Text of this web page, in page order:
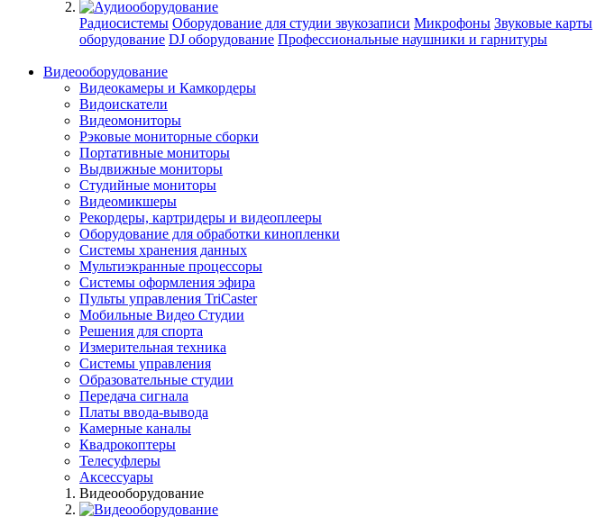
Радиосистемы Оборудование для студии звукозаписи Микрофоны Звуковые карты
оборудование DJ оборудование Профессиональные наушники и гарнитуры
Видеооборудование
Видеокамеры и Камкордеры
Видоискатели
Видеомониторы
Рэковые мониторные сборки
Портативные мониторы
Выдвижные мониторы
Студийные мониторы
Видеомикшеры
Рекордеры, картридеры и видеоплееры
Оборудование для обработки кинопленки
Системы хранения данных
Мультиэкранные процессоры
Системы оформления эфира
Пульты управления TriCaster
Мобильные Видео Студии
Решения для спорта
Измерительная техника
Системы управления
Образовательные студии
Передача сигнала
Платы ввода-вывода
Камерные каналы
Квадрокоптеры
Телесуфлеры
Аксессуары
Видеооборудование